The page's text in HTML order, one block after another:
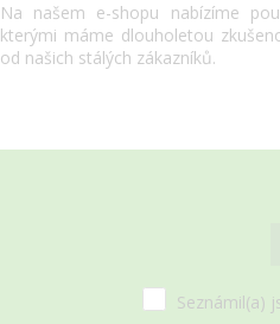
Na našem e-shopu nabízíme
kterými máme dlouholetou
od našich stálých zákazníků.
Seznámil(a)